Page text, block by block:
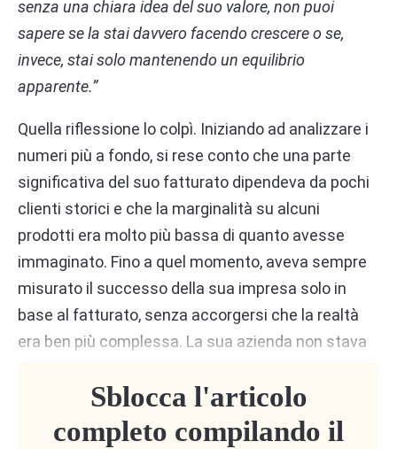
senza una chiara idea del suo valore, non puoi
sapere se la stai davvero facendo crescere o se,
invece, stai solo mantenendo un equilibrio
apparente.”
Quella riflessione lo colpì. Iniziando ad analizzare i
numeri più a fondo, si rese conto che una parte
significativa del suo fatturato dipendeva da pochi
clienti storici e che la marginalità su alcuni
prodotti era molto più bassa di quanto avesse
immaginato. Fino a quel momento, aveva sempre
misurato il successo della sua impresa solo in
base al fatturato, senza accorgersi che la realtà
era ben più complessa. La sua azienda non stava
vulnerabile. E lui non se ne era mai reso conto.
Determinare il valore della propria azienda non è
Sblocca l'articolo
completo compilando il